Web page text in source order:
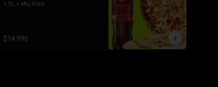
1.5L + Mix Fries
$14.990